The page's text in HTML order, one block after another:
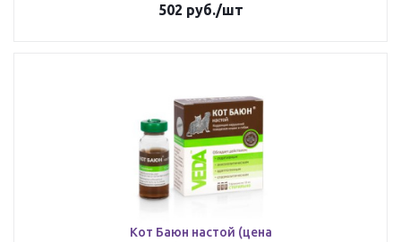
502 руб./шт
Кот Баюн настой (цена